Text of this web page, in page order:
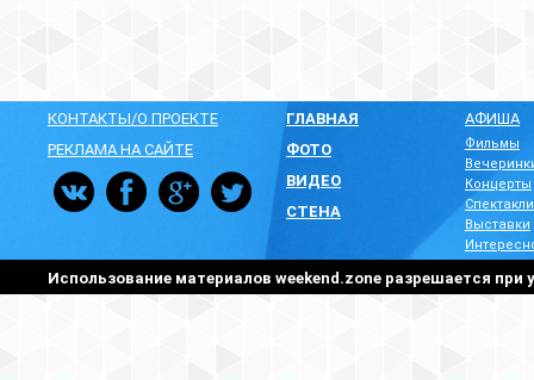
КОНТАКТЫ/О ПРОЕКТЕ
РЕКЛАМА НА САЙТЕ
ГЛАВНАЯ
ФОТО
ВИДЕО
СТЕНА
АФИША
Фильмы
Концерты
Спектакли
Выставки
Использование материалов weekend.zone разрешается